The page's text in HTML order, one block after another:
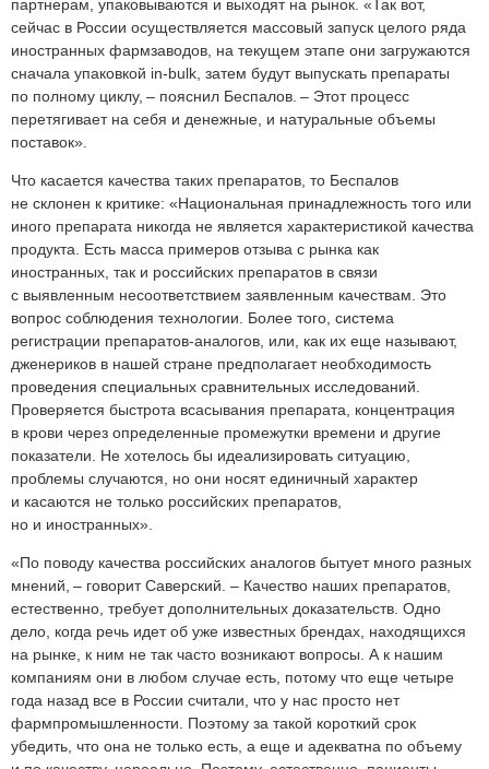
партнерам, упаковываются и выходят на рынок. «Так вот,
сейчас в России осуществляется массовый запуск целого ряда
иностранных фармзаводов, на текущем этапе они загружаются
сначала упаковкой in-bulk, затем будут выпускать препараты
по полному циклу, – пояснил Беспалов. – Этот процесс
перетягивает на себя и денежные, и натуральные объемы
поставок».
Что касается качества таких препаратов, то Беспалов
не склонен к критике: «Национальная принадлежность того или
иного препарата никогда не является характеристикой качества
продукта. Есть масса примеров отзыва с рынка как
иностранных, так и российских препаратов в связи
с выявленным несоответствием заявленным качествам. Это
вопрос соблюдения технологии. Более того, система
регистрации препаратов‑аналогов, или, как их еще называют,
дженериков в нашей стране предполагает необходимость
проведения специальных сравнительных исследований.
Проверяется быстрота всасывания препарата, концентрация
в крови через определенные промежутки времени и другие
показатели. Не хотелось бы идеализировать ситуацию,
проблемы случаются, но они носят единичный характер
и касаются не только российских препаратов,
но и иностранных».
«По поводу качества российских аналогов бытует много разных
мнений, – говорит Саверский. – Качество наших препаратов,
естественно, требует дополнительных доказательств. Одно
дело, когда речь идет об уже известных брендах, находящихся
на рынке, к ним не так часто возникают вопросы. А к нашим
компаниям они в любом случае есть, потому что еще четыре
года назад все в России считали, что у нас просто нет
фармпромышленности. Поэтому за такой короткий срок
убедить, что она не только есть, а еще и адекватна по объему